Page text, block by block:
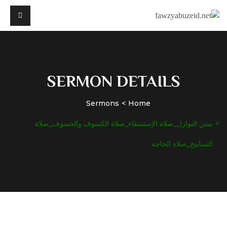
SERMON DETAILS
Home
Sermons
سنن النوازل_صلاة الإستسقاء_صلاة الكسوف والخسوف_صلاة
التسابيح_صلاة الحاجة